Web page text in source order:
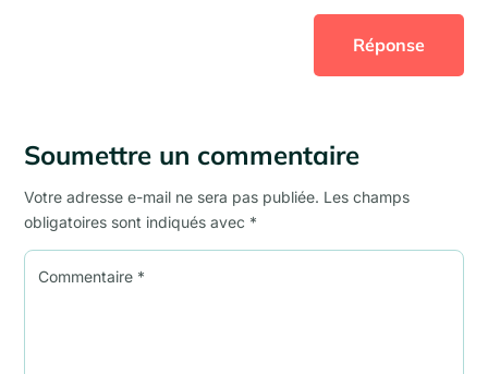
Réponse
Soumettre un commentaire
Votre adresse e-mail ne sera pas publiée. Les champs
obligatoires sont indiqués avec *